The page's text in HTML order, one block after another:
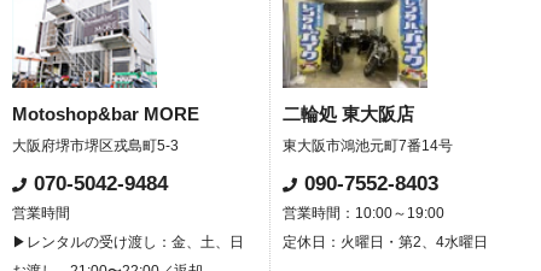
Motoshop&bar MORE
大阪府堺市堺区戎島町5-3
070-5042-9484
営業時間
▶レンタルの受け渡し：金、土、日
二輪処 東大阪店
東大阪市鴻池元町7番14号
090-7552-8403
営業時間：10:00～19:00
定休日：火曜日・第2、4水曜日